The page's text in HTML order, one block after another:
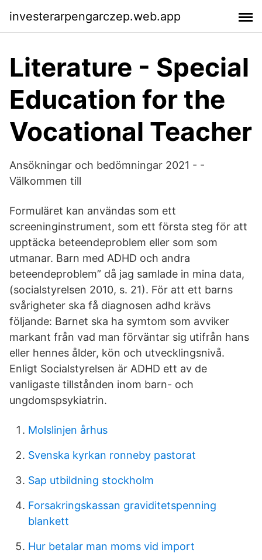
investerarpengarczep.web.app
Literature - Special
Education for the
Vocational Teacher
Ansökningar och bedömningar 2021 - -
Välkommen till
Formuläret kan användas som ett
screeninginstrument, som ett första steg för att
upptäcka beteendeproblem eller som som
utmanar. Barn med ADHD och andra
beteendeproblem” då jag samlade in mina data,
(socialstyrelsen 2010, s. 21). För att ett barns
svårigheter ska få diagnosen adhd krävs
följande: Barnet ska ha symtom som avviker
markant från vad man förväntar sig utifrån hans
eller hennes ålder, kön och utvecklingsnivå.
Enligt Socialstyrelsen är ADHD ett av de
vanligaste tillstånden inom barn- och
ungdomspsykiatrin.
Molslinjen århus
Svenska kyrkan ronneby pastorat
Sap utbildning stockholm
Forsakringskassan graviditetspenning
blankett
Hur betalar man moms vid import